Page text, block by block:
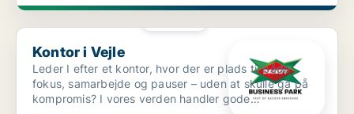
Kontor i Vejle
Kontor i Vejle
Leder I efter et kontor, hvor der er plads til både
fokus, samarbejde og pauser – uden at skulle gå på
kompromis? I vores verden handler gode